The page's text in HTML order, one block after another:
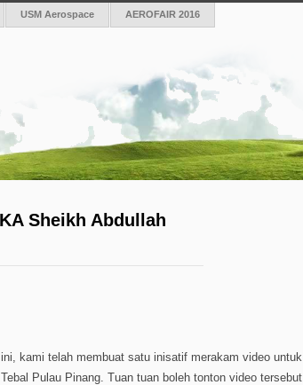
USM Aerospace AEROFAIR 2016
Sheikh Abdullah
kami telah membuat satu inisatif merakam video untuk
Pulau Pinang. Tuan tuan boleh tonton video tersebut